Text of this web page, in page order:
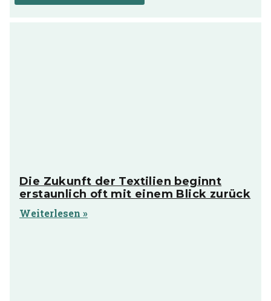
Die Zukunft der Textilien beginnt
erstaunlich oft mit einem Blick zurück
Weiterlesen »